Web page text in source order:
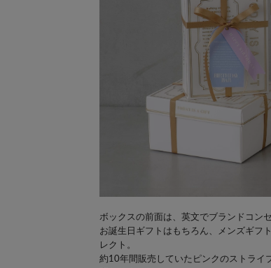
ボックスの前面は、英文でブランドコン
お誕生日ギフトはもちろん、メンズギフ
レクト。
約10年間販売していたピンクのストライ